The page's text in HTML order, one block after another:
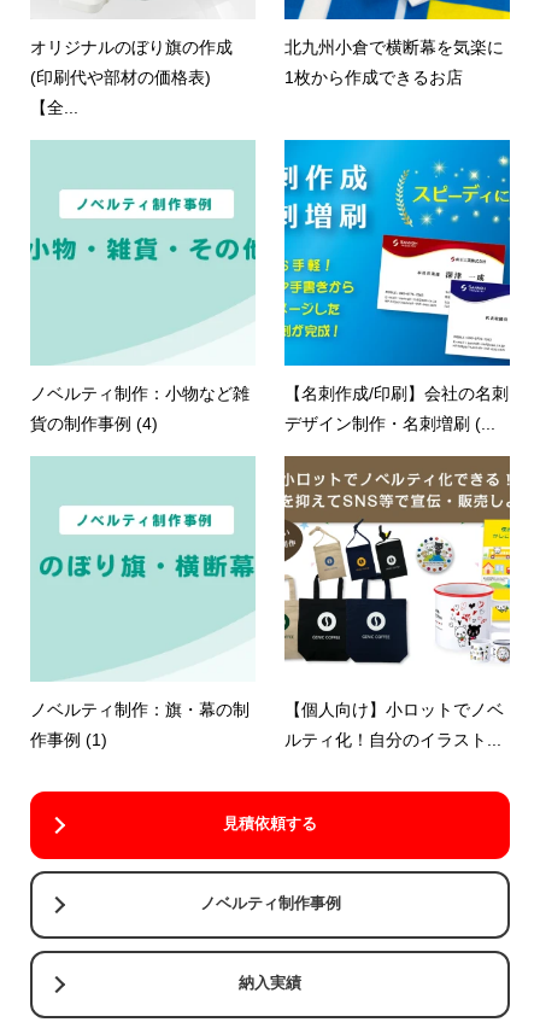
オリジナルのぼり旗の作成
(印刷代や部材の価格表)
【全...
北九州小倉で横断幕を気楽に
1枚から作成できるお店
ノベルティ制作：小物など雑
貨の制作事例 (4)
【名刺作成/印刷】会社の名刺
デザイン制作・名刺増刷 (...
ノベルティ制作：旗・幕の制
作事例 (1)
【個人向け】小ロットでノベ
ルティ化！自分のイラスト...
見積依頼する
ノベルティ制作事例
納入実績